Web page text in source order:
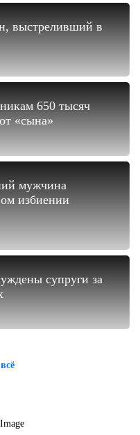
выстреливший в
650 тысяч
«сына»
мужчина
избиении
супруги за